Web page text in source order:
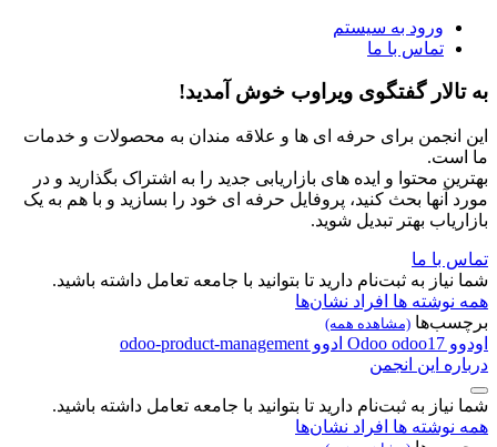
ورود به سیستم
تماس با ما
به تالار گفتگوی ویراوب خوش آمدید!
این انجمن برای حرفه ای ها و علاقه مندان به محصولات و خدمات
ما است.
بهترین محتوا و ایده های بازاریابی جدید را به اشتراک بگذارید و در
مورد آنها بحث کنید، پروفایل حرفه ای خود را بسازید و با هم به یک
بازاریاب بهتر تبدیل شوید.
تماس با ما
شما نیاز به ثبت‌نام دارید تا بتوانید با جامعه تعامل داشته باشید.
همه نوشته ها افراد نشان‌ها
برچسب‌ها (مشاهده همه)
اودوو Odoo odoo17 ادوو odoo-product-management
درباره این انجمن
شما نیاز به ثبت‌نام دارید تا بتوانید با جامعه تعامل داشته باشید.
همه نوشته ها افراد نشان‌ها